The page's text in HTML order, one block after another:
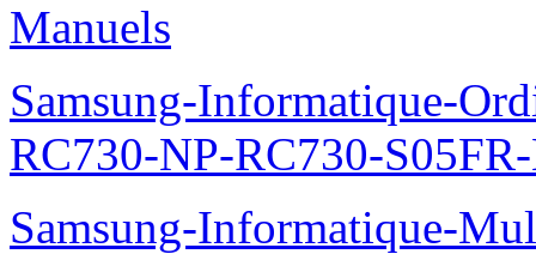
Manuels
Samsung-Informatique-
RC730-NP-RC730-
Samsung-Informatique-